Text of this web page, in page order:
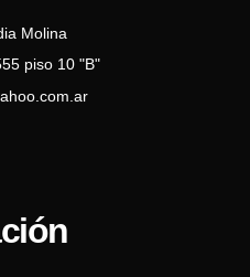
Molina
piso 10 "B"